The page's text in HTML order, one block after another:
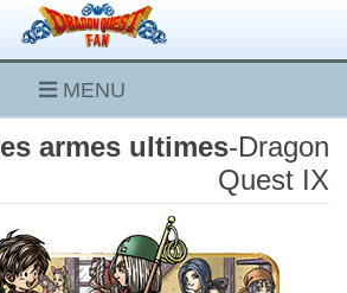
MENU
armes ultimes-Dragon
Quest IX